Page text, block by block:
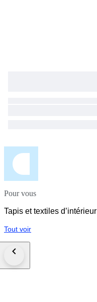
Pour vous
Tapis et textiles d’intérieur
Tout voir